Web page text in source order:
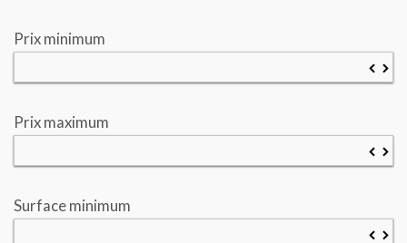
Prix minimum
▼
Prix maximum
▼
Surface minimum
▼